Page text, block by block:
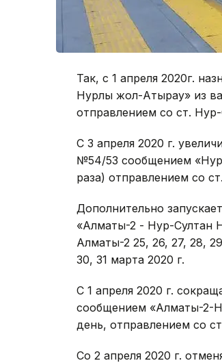
Так, с 1 апреля 2020г.
Нурлы жол-Атырау» из
отправлением со ст.
С 3 апреля 2020 г.
№54/53 сообщением
раза) отправлением со
Дополнительно
«Алматы-2 - Нур-Султан
Алматы-2 25, 26, 27, 28,
30, 31 марта 2020 г.
С 1 апреля 2020 г.
сообщением «Алматы-2-
день, отправлением со
Со 2 апреля 2020 г.